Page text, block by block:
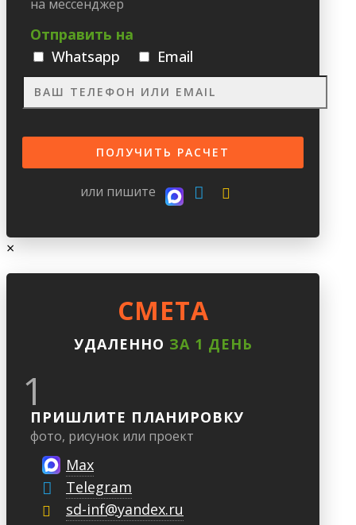
на мессенджер
Отправить на
Whatsapp
Email
или пишите
×
CМЕТА
УДАЛЕННО ЗА 1 ДЕНЬ
1
ПРИШЛИТЕ ПЛАНИРОВКУ
фото, рисунок или проект
Max
Telegram
sd-inf@yandex.ru